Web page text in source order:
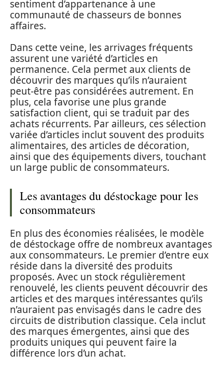
sentiment d’appartenance à une
communauté de chasseurs de bonnes
affaires.
Dans cette veine, les arrivages fréquents
assurent une variété d’articles en
permanence. Cela permet aux clients de
découvrir des marques qu’ils n’auraient
peut-être pas considérées autrement. En
plus, cela favorise une plus grande
satisfaction client, qui se traduit par des
achats récurrents. Par ailleurs, ces sélection
variée d’articles inclut souvent des produits
alimentaires, des articles de décoration,
ainsi que des équipements divers, touchant
un large public de consommateurs.
Les avantages du déstockage pour les
consommateurs
En plus des économies réalisées, le modèle
de déstockage offre de nombreux avantages
aux consommateurs. Le premier d’entre eux
réside dans la diversité des produits
proposés. Avec un stock régulièrement
renouvelé, les clients peuvent découvrir des
articles et des marques intéressantes qu’ils
n’auraient pas envisagés dans le cadre des
circuits de distribution classique. Cela inclut
des marques émergentes, ainsi que des
produits uniques qui peuvent faire la
différence lors d’un achat.